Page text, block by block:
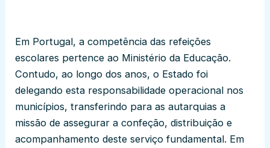
Em Portugal, a competência das refeições
escolares pertence ao Ministério da Educação.
Contudo, ao longo dos anos, o Estado foi
delegando esta responsabilidade operacional nos
municípios, transferindo para as autarquias a
missão de assegurar a confeção, distribuição e
acompanhamento deste serviço fundamental. Em